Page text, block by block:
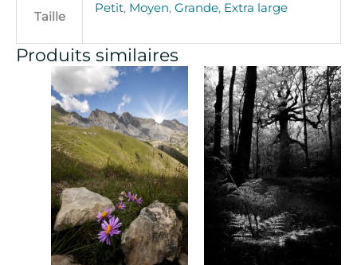
Taille
Petit, Moyen, Grande, Extra large
Produits similaires